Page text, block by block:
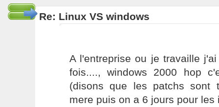
Re: Linux VS windows
A l'entreprise ou je travaille
fois...., windows 2000 hop
(disons que les patchs sont
mere puis on a 6 jours pour les